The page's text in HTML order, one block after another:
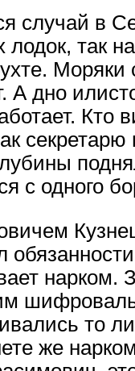
случай в
так
дно
Кто
с одного
нарком.
то
же